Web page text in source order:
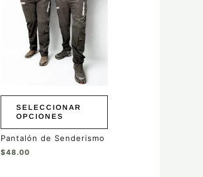
SELECCIONAR
OPCIONES
tiene
múltiples
variantes.
opciones
en
página
de
producto
Pantalón de Senderismo
$48.00